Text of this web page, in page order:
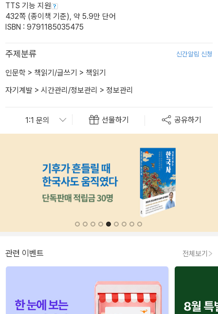
TTS 기능 지원
432쪽 (종이책 기준), 약 5.9만 단어
ISBN : 9791185035475
주제분류 신간알림 신청
인문학 > 책읽기/글쓰기 > 책읽기
자기계발 > 시간관리/정보관리 > 정보관리
선물하기 공유하기
관련 이벤트 전체보기